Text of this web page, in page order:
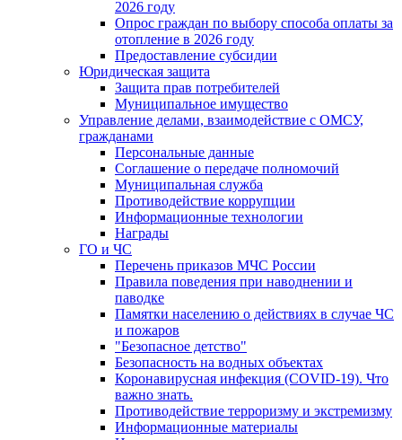
2026 году
Опрос граждан по выбору способа оплаты за
отопление в 2026 году
Предоставление субсидии
Юридическая защита
Защита прав потребителей
Муниципальное имущество
Управление делами, взаимодействие с ОМСУ,
гражданами
Персональные данные
Соглашение о передаче полномочий
Муниципальная служба
Противодействие коррупции
Информационные технологии
Награды
ГО и ЧС
Перечень приказов МЧС России
Правила поведения при наводнении и
паводке
Памятки населению о действиях в случае ЧС
и пожаров
"Безопасное детство"
Безопасность на водных объектах
Коронавирусная инфекция (COVID-19). Что
важно знать.
Противодействие терроризму и экстремизму
Информационные материалы